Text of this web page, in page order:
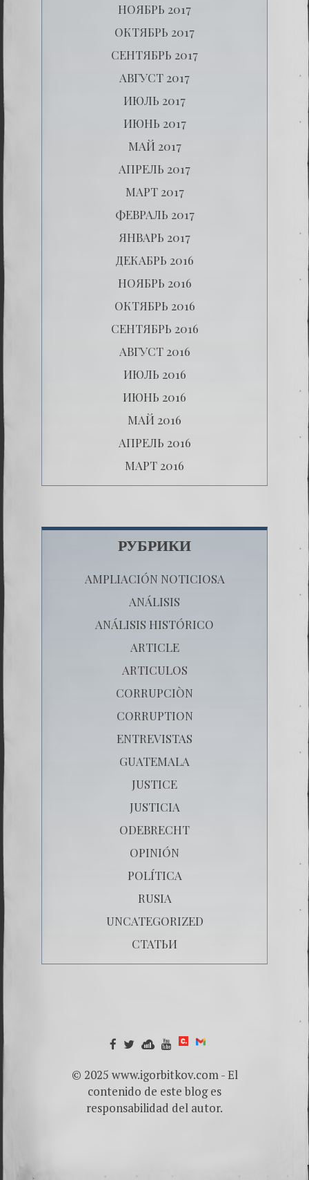
НОЯБРЬ 2017
ОКТЯБРЬ 2017
СЕНТЯБРЬ 2017
АВГУСТ 2017
ИЮЛЬ 2017
ИЮНЬ 2017
МАЙ 2017
АПРЕЛЬ 2017
МАРТ 2017
ФЕВРАЛЬ 2017
ЯНВАРЬ 2017
ДЕКАБРЬ 2016
НОЯБРЬ 2016
ОКТЯБРЬ 2016
СЕНТЯБРЬ 2016
АВГУСТ 2016
ИЮЛЬ 2016
ИЮНЬ 2016
МАЙ 2016
АПРЕЛЬ 2016
МАРТ 2016
РУБРИКИ
AMPLIACIÓN NOTICIOSA
ANÁLISIS
ANÁLISIS HISTÓRICO
ARTICLE
ARTICULOS
CORRUPCIÒN
CORRUPTION
ENTREVISTAS
GUATEMALA
JUSTICE
JUSTICIA
ODEBRECHT
OPINIÓN
POLÍTICA
RUSIA
UNCATEGORIZED
СТАТЬИ
© 2025 www.igorbitkov.com - El
contenido de este blog es
responsabilidad del autor.